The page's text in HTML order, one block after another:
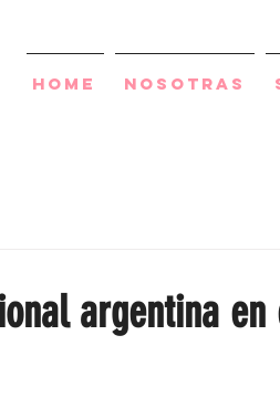
Home Nosotras
argentina